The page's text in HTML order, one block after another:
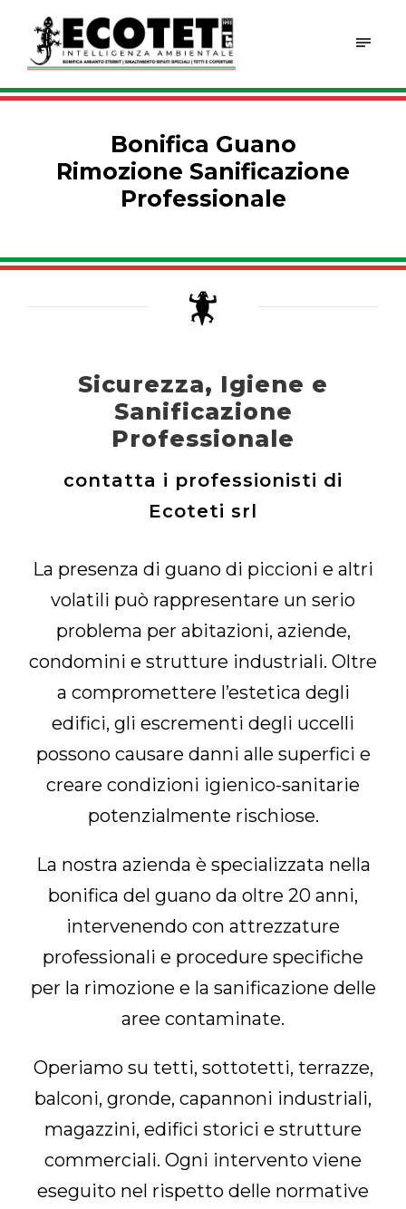
Bonifica Guano
Rimozione Sanificazione
Professionale
Sicurezza, Igiene e
Sanificazione
Professionale
contatta i professionisti di
Ecoteti srl
La presenza di guano di piccioni e altri
volatili può rappresentare un serio
problema per abitazioni, aziende,
condomini e strutture industriali. Oltre
a compromettere l’estetica degli
edifici, gli escrementi degli uccelli
possono causare danni alle superfici e
creare condizioni igienico-sanitarie
potenzialmente rischiose.
La nostra azienda è specializzata nella
bonifica del guano da oltre 20 anni,
intervenendo con attrezzature
professionali e procedure specifiche
per la rimozione e la sanificazione delle
aree contaminate.
Operiamo su tetti, sottotetti, terrazze,
balconi, gronde, capannoni industriali,
magazzini, edifici storici e strutture
commerciali. Ogni intervento viene
eseguito nel rispetto delle normative